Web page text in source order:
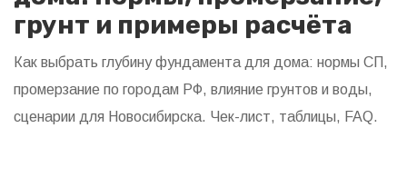
грунт и примеры расчёта
Как выбрать глубину фундамента для дома: нормы СП,
промерзание по городам РФ, влияние грунтов и воды,
сценарии для Новосибирска. Чек-лист, таблицы, FAQ.